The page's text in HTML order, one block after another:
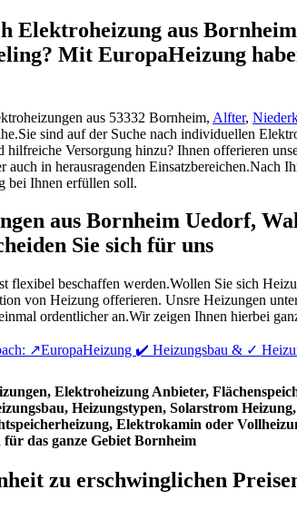
Elektroheizung aus
Mit EuropaHeizung
aus 53332 Bornheim, Alfter,
sind auf der Suche nach individuellen
Versorgung hinzu? Ihnen offerieren
in herausragenden
bei Ihnen erfüllen soll.
aus Bornheim Uedorf,
Sie sich für uns
flexibel beschaffen werden.Wollen Sie sich
von Heizung offerieren. Unsre Heizungen
ordentlicher an.Wir zeigen Ihnen hierbei
↗️EuropaHeizung ✔️ Heizungsbau & ✓
Elektroheizung Anbieter,
Heizungstypen, Solarstrom
Elektrokamin oder
das ganze Gebiet Bornheim
zu erschwinglichen